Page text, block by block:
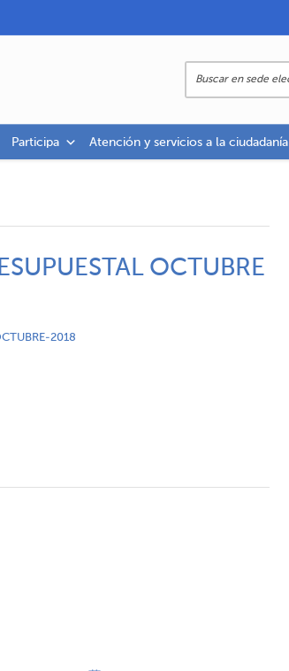
Participa Atención y servicios a la ciudadanía
OCTUBRE
2018